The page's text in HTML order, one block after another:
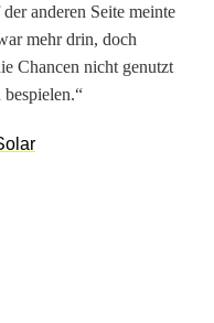
anderen Seite meinte
mehr drin, doch
Chancen nicht genutzt